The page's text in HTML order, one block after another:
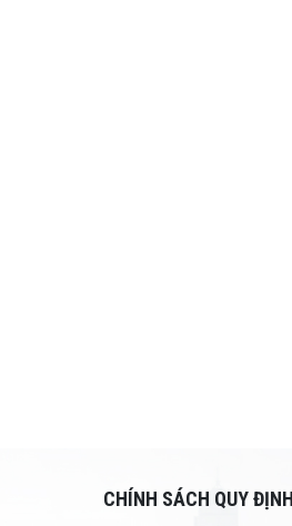
CHÍNH SÁCH QUY ĐỊNH